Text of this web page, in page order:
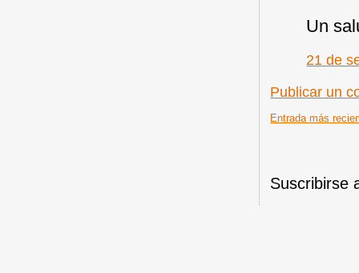
Un
21 de
Publicar un
Entrada más
Suscribirse